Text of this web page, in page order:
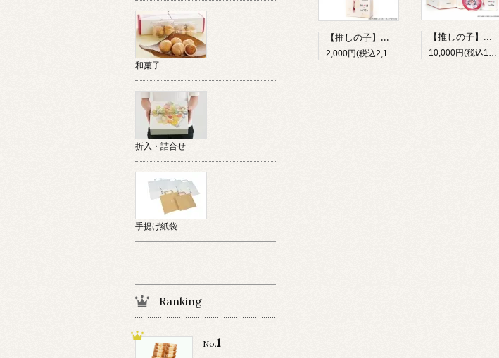
【推しの子】日本全国project【47都道府県の子】オリジナル箱入り「くるみるく」（オリジナルクリアカード1枚同梱）
2,000円(税込2,160円)
【推しの子】日本全国project【47都道府県の子】オリジナル箱入り「くるみるく」【5箱パック（オリジナルクリアカード5枚同梱）、オリジナルステッカー1枚入り】
10,000円(税込10,800円)
和菓子
折入・詰合せ
手提げ紙袋
Ranking
No.1